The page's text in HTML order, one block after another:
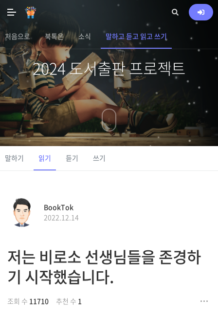
처음으로 북톡은 소식 말하고 듣고 읽고 쓰기
2024 도서출판 프로젝트
말하기 읽기 듣기 쓰기
BookTok
2022.12.14
저는 비로소 선생님들을 존경하
기 시작했습니다.
조회 수 11710 추천 수 1